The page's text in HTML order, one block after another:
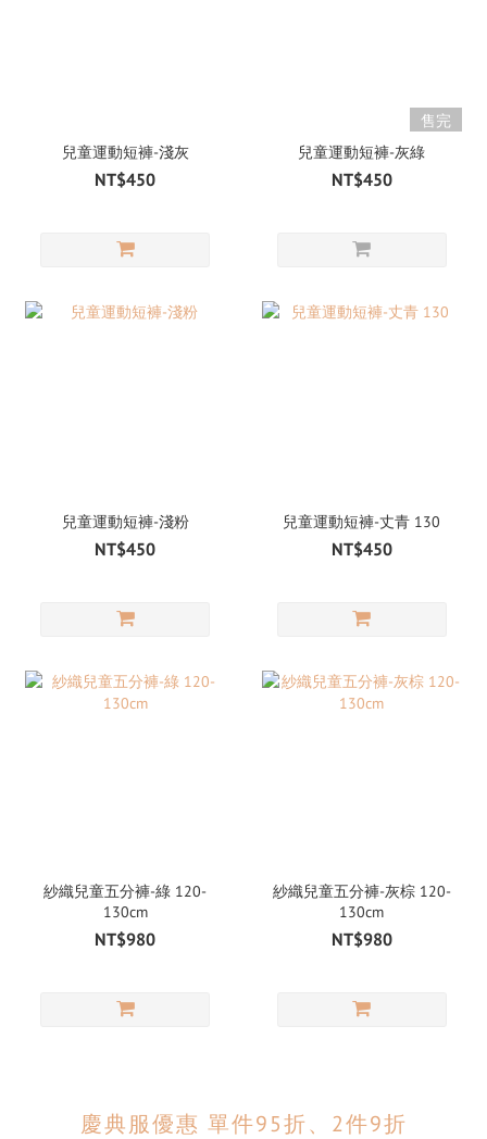
兒童運動短褲-淺灰
NT$450
售完
兒童運動短褲-灰綠
NT$450
兒童運動短褲-淺粉
NT$450
兒童運動短褲-丈青 130
NT$450
紗織兒童五分褲-綠 120-
130cm
NT$980
紗織兒童五分褲-灰棕 120-
130cm
NT$980
慶典服優惠 單件95折、2件9折